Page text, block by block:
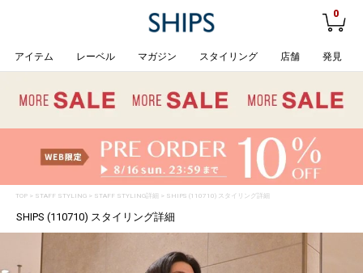
0
アイテム レーベル マガジン スタイリング 店舗 発見
TOP> STAFF STYLING> STAFF STYLING詳細 > SHIPS (110710) スタイリング詳細
SHIPS (110710) スタイリング詳細